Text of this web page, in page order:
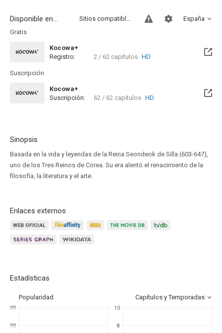
Disponible en... España
Sitios compatibles
Gratis
Kocowa+
Registro:
2 / 62 capítulos HD
Suscripción
Kocowa+
Suscripción:
62 / 62 capítulos HD
Sinopsis
Basada en la vida y leyendas de la Reina Seondeok de Silla (603-647),
uno de los Tres Reinos de Corea. Su era alentó el renacimiento de la
filosofía, la literatura y el arte.
Enlaces externos
Estadísticas
Popularidad Capítulos y Temporadas
???
???
10
8